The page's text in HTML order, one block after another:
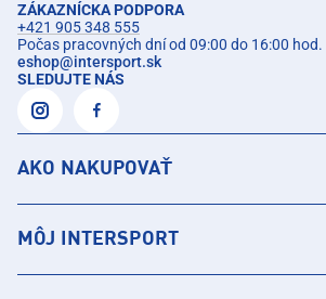
ZÁKAZNÍCKA PODPORA
+421 905 348 555
Počas pracovných dní od 09:00 do 16:00 hod.
eshop@intersport.sk
SLEDUJTE NÁS
AKO NAKUPOVAŤ
MÔJ INTERSPORT